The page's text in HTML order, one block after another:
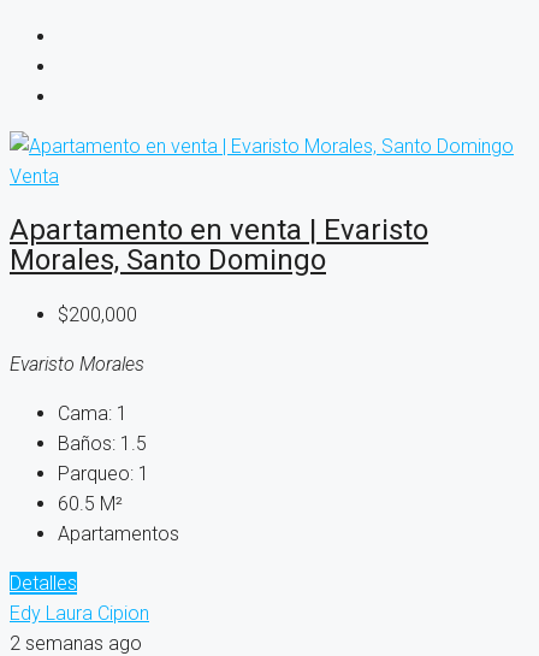
Venta
Apartamento en venta | Evaristo
Morales, Santo Domingo
$200,000
Evaristo Morales
Cama: 1
Baños: 1.5
Parqueo: 1
60.5 M²
Apartamentos
Detalles
Edy Laura Cipion
2 semanas ago